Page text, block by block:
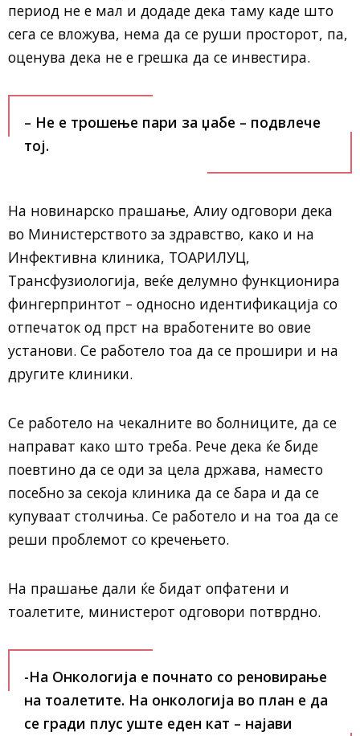
период не е мал и додаде дека таму каде што
сега се вложува, нема да се руши просторот, па,
оценува дека не е грешка да се инвестира.
– Не е трошење пари за џабе – подвлече
тој.
На новинарско прашање, Алиу одговори дека
во Министерството за здравство, како и на
Инфективна клиника, ТОАРИЛУЦ,
Трансфузиологија, веќе делумно функционира
фингерпринтот – односно идентификација со
отпечаток од прст на вработените во овие
установи. Се работело тоа да се прошири и на
другите клиники.
Се работело на чекалните во болниците, да се
направат како што треба. Рече дека ќе биде
поевтино да се оди за цела држава, наместо
посебно за секоја клиника да се бара и да се
купуваат столчиња. Се работело и на тоа да се
реши проблемот со кречењето.
На прашање дали ќе бидат опфатени и
тоалетите, министерот одговори потврдно.
-На Онкологија е почнато со реновирање
на тоалетите. На онкологија во план е да
се гради плус уште еден кат – најави